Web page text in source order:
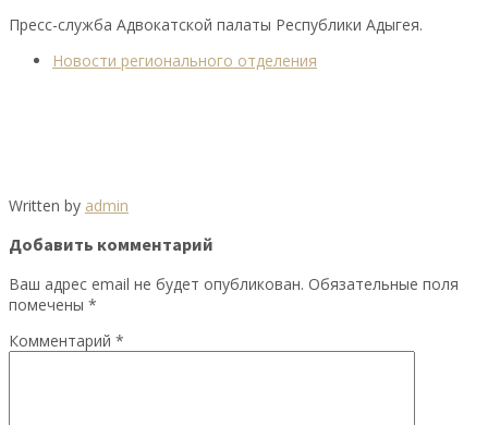
Пресс-служба Адвокатской палаты Республики Адыгея.
Новости регионального отделения
Written by admin
Добавить комментарий
Ваш адрес email не будет опубликован. Обязательные поля
помечены *
Комментарий *